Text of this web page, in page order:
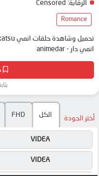
يتابعه
الرقابة:
Romance
انمي دار - animedar
أختر الجودة الكل FHD
VIDEA
VIDEA